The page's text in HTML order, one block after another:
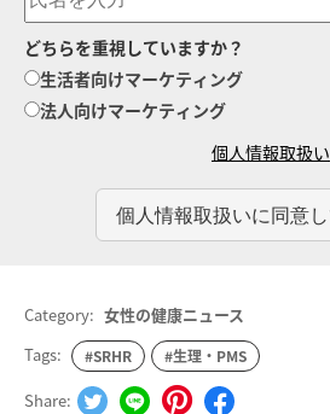
どちらを重視していますか？
生活者向けマーケティング
法人向けマーケティング
個人情報取扱い
Category: 女性の健康ニュース
Tags:
#SRHR #生理・PMS
Share: